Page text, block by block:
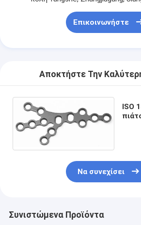
Επικοινωνήστε
Αποκτήστε Την
ISO
Να συνεχίσει
Συνιστώμενα Προϊόντα